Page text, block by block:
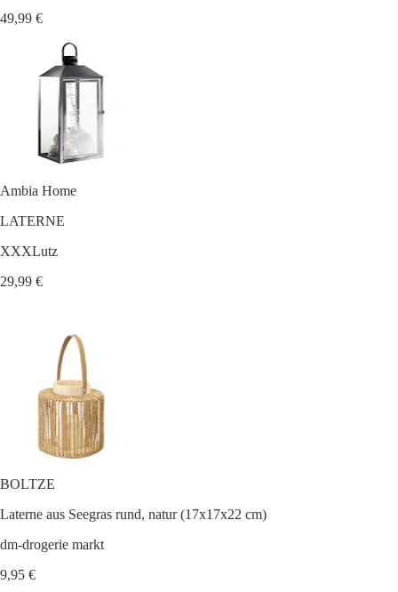
49,99 €
Ambia Home
LATERNE
XXXLutz
29,99 €
BOLTZE
Laterne aus Seegras rund, natur (17x17x22 cm)
dm-drogerie markt
9,95 €